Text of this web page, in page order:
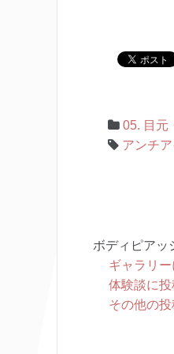
05. 目元
アンチ
ボディピアッ
ギャラリ
体験談に投
その他の